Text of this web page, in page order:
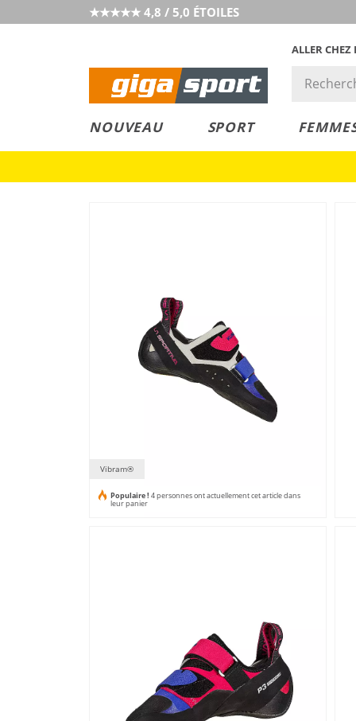
★★★★★ 4,8 / 5,0 ÉTOILES
ALLER
NOUVEAU SPORT
Vibram®
Populaire ! 4 personnes ont actuellement cet article dans
leur panier